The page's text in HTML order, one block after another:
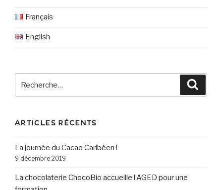
Français
English
pour
ARTICLES RÉCENTS
La journée du Cacao Caribéen !
9 décembre 2019
La chocolaterie ChocoBio accueille l’AGED pour une